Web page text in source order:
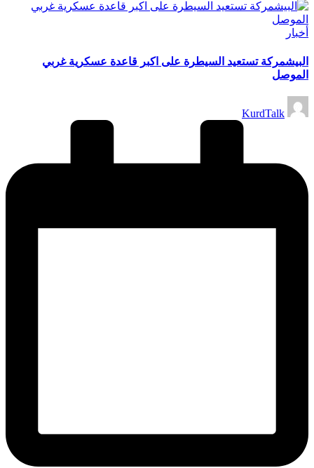
نُشر
أخبار
البيشمركة تستعيد السيطرة على اكبر قاعدة عسكرية غربي
الموصل
تمّ
النشرKurdTalk